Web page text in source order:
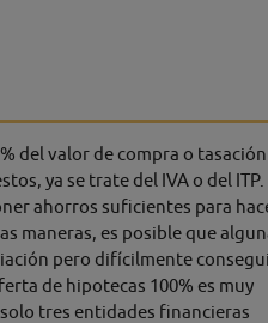
del valor de compra o tasación
ya se trate del IVA o del ITP.
ahorros suficientes para
maneras, es posible que
pero difícilmente
de hipotecas 100% es muy
tres entidades financieras